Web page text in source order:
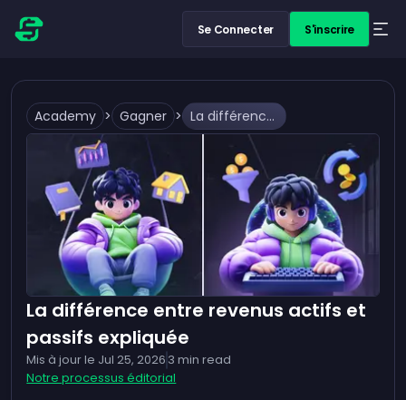
Se Connecter S'inscrire
Academy > Gagner > La différence entre revenus actifs et passifs expliquée
La différence entre revenus actifs et
passifs expliquée
Mis à jour le Jul 25, 2026 3 min read
Notre processus éditorial